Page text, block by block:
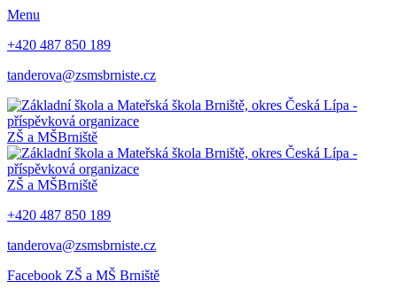
Menu
+420 487 850 189
tanderova@zsmsbrniste.cz
ZŠ a MŠBrniště
ZŠ a MŠBrniště
+420 487 850 189
tanderova@zsmsbrniste.cz
Facebook ZŠ a MŠ Brniště